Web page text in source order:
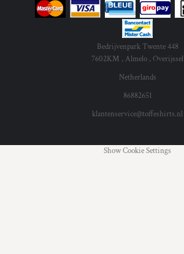
Bedrijvenpark Twente 448
7602KM , Almelo , Overijssel
Netherlands
86882651
klantenservice@toffeshirts.nl
Show Cookie Settings